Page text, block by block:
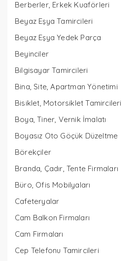
Berberler, Erkek Kuaförleri
Beyaz Eşya Tamircileri
Beyaz Eşya Yedek Parça
Beyinciler
Bilgisayar Tamircileri
Bina, Site, Apartman Yönetimi
Bisiklet, Motorsiklet Tamircileri
Boya, Tiner, Vernik İmalatı
Boyasız Oto Göçük Düzeltme
Börekçiler
Branda, Çadır, Tente Firmaları
Büro, Ofis Mobilyaları
Cafeteryalar
Cam Balkon Firmaları
Cam Firmaları
Cep Telefonu Tamircileri